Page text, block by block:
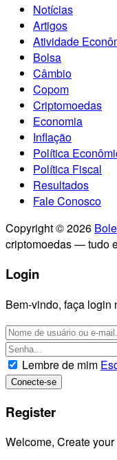
Notícias
Artigos
Atividade
Bolsa
Câmbio
Copom
Criptomoedas
Economia
Inflação
Política
Política Fiscal
Resultados
Fale Conosco
Copyright © 2026
criptomoedas — tudo
Login
Bem-vindo, faça login
Lembre de mim
Register
Welcome, Create